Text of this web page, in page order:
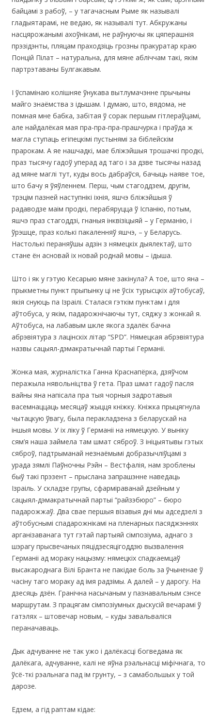
байцамі з рабоў, – у тагачасным Рыме як называлі
гладыятарамі, не ведаю, як называлі тут. Абкружаны
насцярожанымі ахоўнікамі, не раўнуючы як цяперашнія
прэзідэнты, пляцам праходзіць грозны пракуратар краю
Понцій Пілат – натуральна, для мяне абліччам такі, якім
партрэтаваны Булгакавым.
І ўспамінаю колішняе ўнукава вытлумачэнне прычыны
майго знаёмства з ідышам. І думаю, што, вядома, не
помная мне бабка, забітая ў сорак першым гітлераўцамі,
але найдалёкая мая пра-пра-пра-прашчурка і праўда ж
магла ступаць егіпецкімі пустынямі за біблейскім
прарокам. А яе нашчадкі, мае бліжэйшыя трошачкі продкі,
праз тысячу гадоў уперад ад таго і за дзве тысячы назад
ад мяне маглі тут, куды вось дабраўся, бачыць наяве тое,
што бачу я ўяўленнем. Перш, чым стагоддзем, другім,
трэцім пазней наступнікі іхнія, яшчэ бліжэйшыя ў
радаводзе маім продкі, перабяруцца ў Іспанію, потым,
яшчэ праз стагоддзі, гнаныя інквізіцыяй – у Германію, і
ўрэшце, праз колькі пакаленняў яшчэ, – у Беларусь.
Настолькі пераняўшы адзін з нямецкіх дыялектаў, што
стане ён асновай іх новай роднай мовы – ідыша.
Што і як у гэтую Кесарыю мяне закінула? А тое, што яна –
прыкметны пункт прыпынку ці не ўсіх турысцкіх аўтобусаў,
якія снуюць па Ізраілі. Сталася гэткім пунктам і для
аўтобуса, у якім, падарожнічаючы тут, сяджу з жонкай я.
Аўтобуса, на лабавым шкле якога здалёк бачна
абрэвіятура з лацінскіх літар “SPD”. Нямецкая абрэвіятура
назвы сацыял-дэмакратычнай партыі Германіі.
Жонка мая, журналістка Ганна Краснапёрка, дзяўчом
перажыла нявольніцтва ў гета. Праз шмат гадоў пасля
вайны яна напісала пра тыя чорныя задротавыя
васемнаццаць месяцаў жыцця кніжку. Кніжка прыцягнула
чытацкую ўвагу, была перакладзена з беларускай на
іншыя мовы. У іх ліку ў Германіі на нямецкую. У выніку
сям’я наша займела там шмат сяброў. З ініцыятывы гэтых
сяброў, падтрыманай незнаёмымі добразычліўцамі з
урада зямлі Паўночны Рэйн – Вестфалія, нам зроблены
быў такі прэзент – прыслана запрашэнне наведаць
Ізраіль. У складзе групы, сфарміраванай дзейным у
сацыял-дэмакратычнай партыі “райзэбюро” – бюро
падарожжаў. Два свае першыя візавыя дні мы адседзелі з
аўтобуснымі спадарожнікамі на пленарных пасяджэннях
арганізаванага тут гэтай партыяй сімпозіума, аднаго з
шэрагу прысвечаных пяцідзесяцігоддзю вызвалення
Германіі ад мораку нацызму: нямецкіх спадкаемцаў
высакароднага Вілі Бранта не пакідае боль за ўчыненае ў
часіну таго мораку ад імя радзімы. А далей – у дарогу. На
дзесяць дзён. Гранічна насычаным у пазнавальным сэнсе
маршрутам. З працягам сімпозіумных дыскусій вечарамі ў
гатэлях – штовечар новым, – куды завальваліся
пераначаваць.
Дык адчуванне не так ужо і далёкасці богведама як
далёкага, адчуванне, калі не яўна рэальнасці міфічнага, то
ўсё-ткі рэальнага пад ім грунту, – з самабольшых у той
дарозе.
Едзем, а гід раптам кідае: